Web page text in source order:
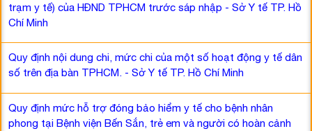
trạm y tế) của HĐND TPHCM trước sáp nhập - Sở Y tế TP. Hồ
Chí Minh
Quy định nội dung chi, mức chi của một số hoạt động y tế dân
số trên địa bàn TPHCM. - Sở Y tế TP. Hồ Chí Minh
Quy định mức hỗ trợ đóng bảo hiểm y tế cho bệnh nhân
phong tại Bệnh viện Bến Sắn, trẻ em và người có hoàn cảnh